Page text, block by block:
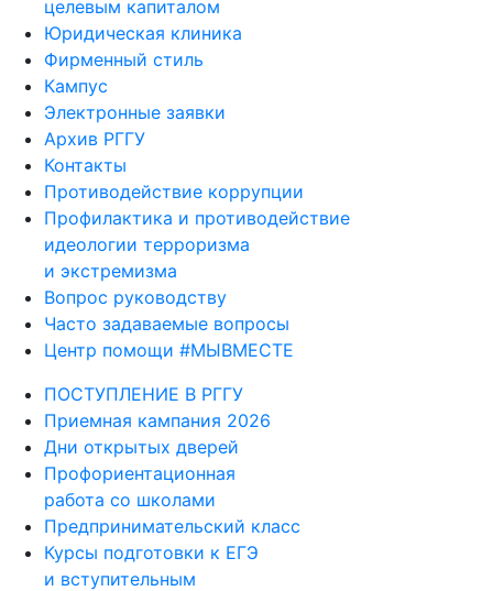
целевым капиталом
Юридическая клиника
Фирменный стиль
Кампус
Электронные заявки
Архив РГГУ
Контакты
Противодействие коррупции
Профилактика и противодействие
идеологии терроризма
и экстремизма
Вопрос руководству
Часто задаваемые вопросы
Центр помощи #МЫВМЕСТЕ
ПОСТУПЛЕНИЕ В РГГУ
Приемная кампания 2026
Дни открытых дверей
Профориентационная
работа со школами
Предпринимательский класс
Курсы подготовки к ЕГЭ
и вступительным